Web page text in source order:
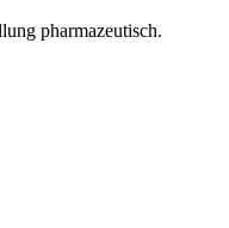
pharmazeutisch.